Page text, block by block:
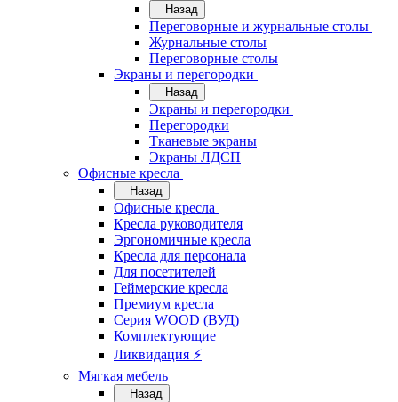
Назад
Переговорные и журнальные столы
Журнальные столы
Переговорные столы
Экраны и перегородки
Назад
Экраны и перегородки
Перегородки
Тканевые экраны
Экраны ЛДСП
Офисные кресла
Назад
Офисные кресла
Кресла руководителя
Эргономичные кресла
Кресла для персонала
Для посетителей
Геймерские кресла
Премиум кресла
Серия WOOD (ВУД)
Комплектующие
Ликвидация ⚡
Мягкая мебель
Назад